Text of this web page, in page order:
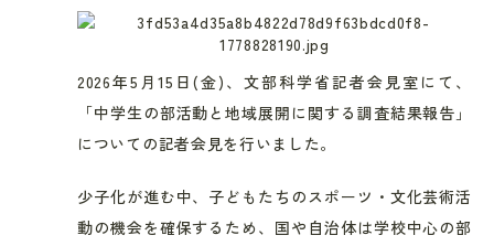
2026年5月15日 (金)、文部科学省記者会見室にて、
「中学生の部活動と地域展開に関する調査結果報告 」
についての記者会見を行いました。
少子化が進む中、子どもたちのスポーツ・文化芸術活
動の機会を確保するため、国や自治体は学校中心の部